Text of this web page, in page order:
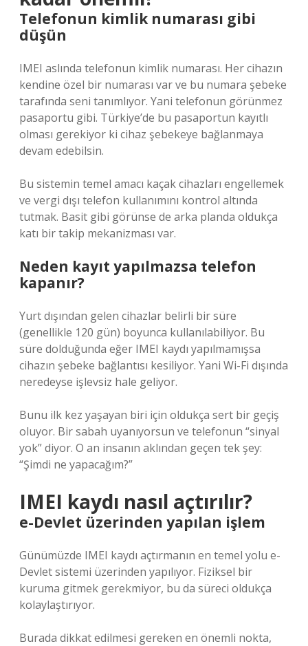
Telefonun kimlik numarası gibi
düşün
IMEI aslında telefonun kimlik numarası. Her cihazın
kendine özel bir numarası var ve bu numara şebeke
tarafında seni tanımlıyor. Yani telefonun görünmez
pasaportu gibi. Türkiye’de bu pasaportun kayıtlı
olması gerekiyor ki cihaz şebekeye bağlanmaya
devam edebilsin.
Bu sistemin temel amacı kaçak cihazları engellemek
ve vergi dışı telefon kullanımını kontrol altında
tutmak. Basit gibi görünse de arka planda oldukça
katı bir takip mekanizması var.
Neden kayıt yapılmazsa telefon
kapanır?
Yurt dışından gelen cihazlar belirli bir süre
(genellikle 120 gün) boyunca kullanılabiliyor. Bu
süre dolduğunda eğer IMEI kaydı yapılmamışsa
cihazın şebeke bağlantısı kesiliyor. Yani Wi-Fi dışında
neredeyse işlevsiz hale geliyor.
Bunu ilk kez yaşayan biri için oldukça sert bir geçiş
oluyor. Bir sabah uyanıyorsun ve telefonun “sinyal
yok” diyor. O an insanın aklından geçen tek şey:
“Şimdi ne yapacağım?”
IMEI kaydı nasıl açtırılır?
e-Devlet üzerinden yapılan işlem
Günümüzde IMEI kaydı açtırmanın en temel yolu e-
Devlet sistemi üzerinden yapılıyor. Fiziksel bir
kuruma gitmek gerekmiyor, bu da süreci oldukça
kolaylaştırıyor.
Burada dikkat edilmesi gereken en önemli nokta,